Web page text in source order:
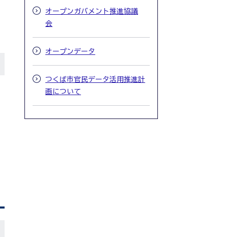
オープンガバメント推進協議
会
オープンデータ
つくば市官民データ活用推進計
画について